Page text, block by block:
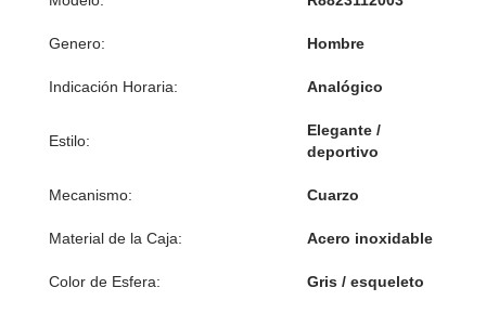
Genero: Hombre
Indicación Horaria: Analógico
Estilo:
Elegante /
deportivo
Mecanismo: Cuarzo
Material de la Caja: Acero inoxidable
Color de Esfera: Gris / esqueleto